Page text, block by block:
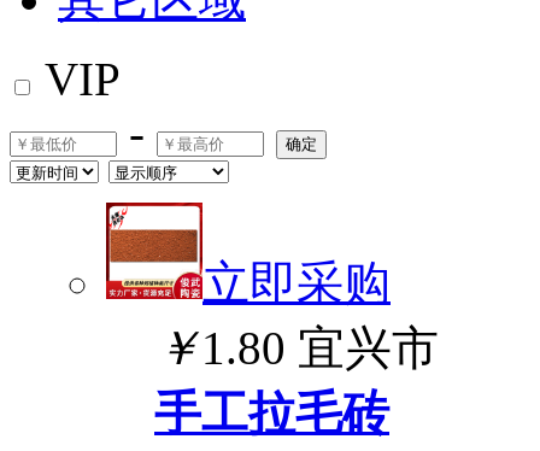
VIP
-
确定
立即采购
￥1.80 宜兴市
手工拉毛砖